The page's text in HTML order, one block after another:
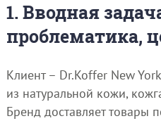
1. Вводная
проблематика,
Клиент – Dr.Koffer New
из натуральной кожи,
Бренд доставляет товары